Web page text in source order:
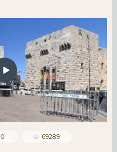
0 69289